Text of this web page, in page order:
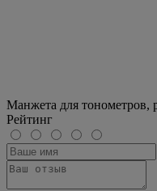
Манжета для тонометров,
Рейтинг